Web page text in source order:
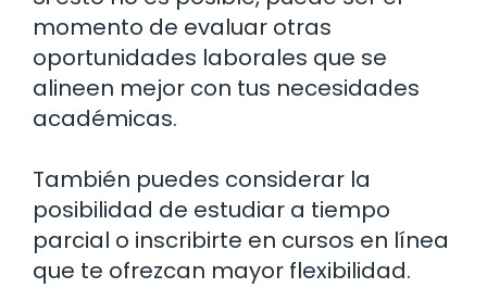
momento de evaluar otras
oportunidades laborales que se
alineen mejor con tus necesidades
académicas.
También puedes considerar la
posibilidad de estudiar a tiempo
parcial o inscribirte en cursos en línea
que te ofrezcan mayor flexibilidad.